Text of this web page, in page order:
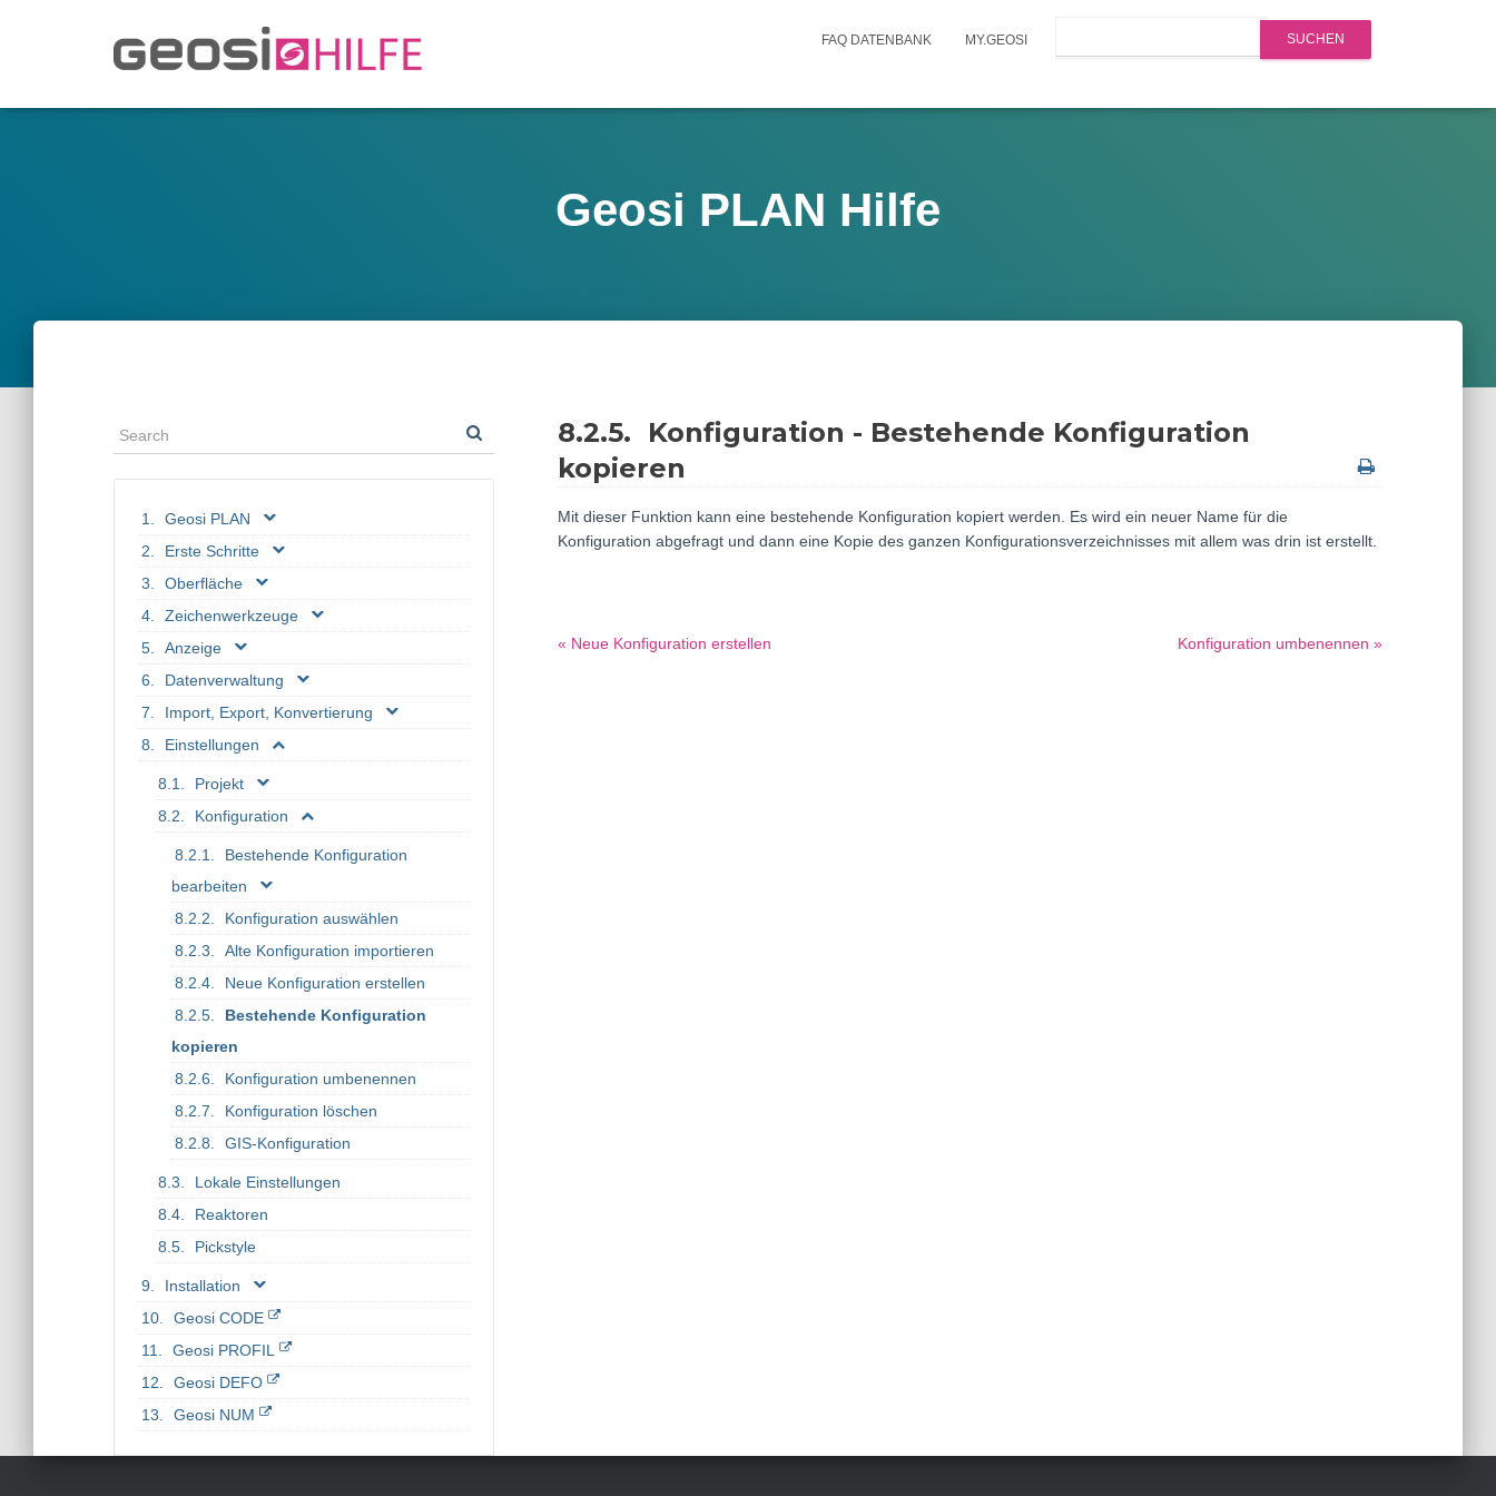
FAQ DATENBANK MY.GEOSI
Geosi PLAN Hilfe
Geosi PLAN
Erste Schritte
Oberfläche
Zeichenwerkzeuge
Anzeige
Datenverwaltung
Import, Export, Konvertierung
Einstellungen
Projekt
Konfiguration
Bestehende Konfiguration
bearbeiten
Konfiguration auswählen
Alte Konfiguration importieren
Neue Konfiguration erstellen
Bestehende Konfiguration
kopieren
Konfiguration umbenennen
Konfiguration löschen
GIS-Konfiguration
Lokale Einstellungen
Reaktoren
Pickstyle
Installation
Geosi CODE
Geosi PROFIL
Geosi DEFO
Geosi NUM
8.2.5.
Konfiguration - Bestehende Konfiguration
kopieren
Mit dieser Funktion kann eine bestehende Konfiguration kopiert werden. Es wird ein neuer Name für die
Konfiguration abgefragt und dann eine Kopie des ganzen Konfigurationsverzeichnisses mit allem was drin ist erstellt.
« Neue Konfiguration erstellen Konfiguration umbenennen »